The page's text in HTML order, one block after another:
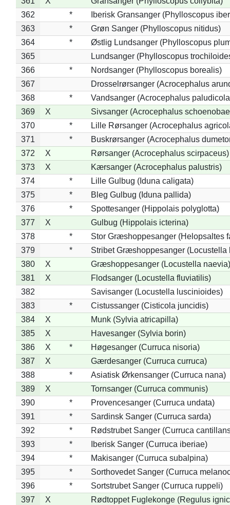
362
*
Iberisk Gransanger (Phylloscopus
363
*
Grøn Sanger (Phylloscopus nitidus)
364
*
Østlig Lundsanger (Phylloscopus
365
Lundsanger (Phylloscopus
366
*
Nordsanger (Phylloscopus borealis)
367
Drosselrørsanger (Acrocephalus
368
*
Vandsanger (Acrocephalus
369
X
Sivsanger (Acrocephalus
370
*
Lille Rørsanger (Acrocephalus
371
*
Buskrørsanger (Acrocephalus
372
X
Rørsanger (Acrocephalus scirpaceus)
373
X
Kærsanger (Acrocephalus palustris)
374
*
Lille Gulbug (Iduna caligata)
375
*
Bleg Gulbug (Iduna pallida)
376
*
Spottesanger (Hippolais polyglotta)
377
X
Gulbug (Hippolais icterina)
378
*
Stor Græshoppesanger (Helopsaltes
379
*
Stribet Græshoppesanger (Locustella
380
X
Græshoppesanger (Locustella naevia)
381
X
Flodsanger (Locustella fluviatilis)
382
Savisanger (Locustella luscinioides)
383
*
Cistussanger (Cisticola juncidis)
384
X
Munk (Sylvia atricapilla)
385
X
Havesanger (Sylvia borin)
386
X *
Høgesanger (Curruca nisoria)
387
X
Gærdesanger (Curruca curruca)
388
*
Asiatisk Ørkensanger (Curruca nana)
389
X
Tornsanger (Curruca communis)
390
*
Provencesanger (Curruca undata)
391
*
Sardinsk Sanger (Curruca sarda)
392
*
Rødstrubet Sanger (Curruca
393
*
Iberisk Sanger (Curruca iberiae)
394
*
Makisanger (Curruca subalpina)
395
*
Sorthovedet Sanger (Curruca
396
*
Sortstrubet Sanger (Curruca ruppeli)
397
X Rødtoppet Fuglekonge (Regulus